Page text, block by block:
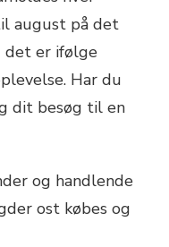
august på det
det er ifølge
Har du
dit besøg til en
og handlende
ost købes og